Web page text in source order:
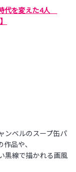
代を変えた4人
ンベルのスープ缶パ
品や、
黒線で描かれる画風